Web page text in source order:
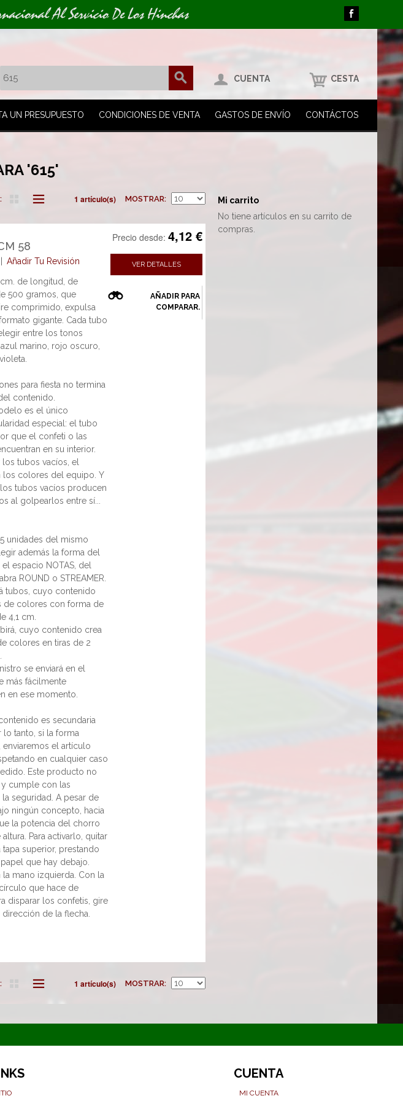
Al Servicio De Los Hinchas
CUENTA CESTA
UN PRESUPUESTO CONDICIONES DE VENTA GASTOS DE ENVÍO CONTÁCTOS
'615'
1 artículo(s) MOSTRAR
58
Añadir Tu Revisión
Precio desde: 4,12 €
VER DETALLES
AÑADIR PARA
COMPARAR.
de longitud, de
500 gramos, que
comprimido, expulsa
gigante. Cada tubo
entre los tonos
marino, rojo oscuro,
para fiesta no termina
contenido.
es el único
especial: el tubo
que el confeti o las
en su interior.
tubos vacíos, el
colores del equipo. Y
tubos vacíos producen
al golpearlos entre sí...
unidades del mismo
además la forma del
espacio NOTAS, del
ROUND o STREAMER.
tubos, cuyo contenido
de colores con forma de
4,1 cm.
cuyo contenido crea
colores en tiras de 2
se enviará en el
más fácilmente
en ese momento.
es secundaria
tanto, si la forma
enviaremos el artículo
en cualquier caso
Este producto no
cumple con las
la seguridad. A pesar de
ningún concepto, hacia
la potencia del chorro
Para activarlo, quitar
superior, prestando
que hay debajo.
mano izquierda. Con la
que hace de
disparar los confetis, gire
de la flecha.
1 artículo(s) MOSTRAR
Mi carrito
No tiene artículos en su carrito de
compras.
CUENTA
MI CUENTA